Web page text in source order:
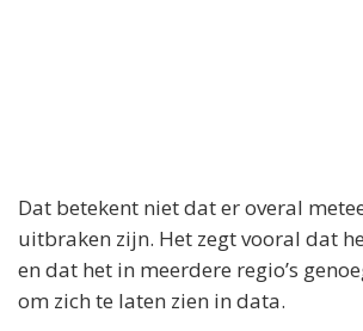
Dat betekent niet dat er overal
uitbraken zijn. Het zegt vooral dat
en dat het in meerdere regio’s
om zich te laten zien in data.